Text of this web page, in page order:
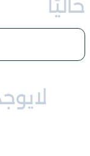
حاليًا